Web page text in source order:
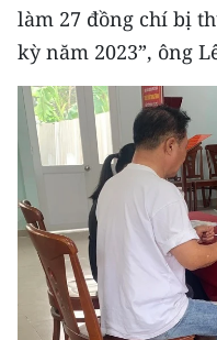
làm 27 đồng chí bị
kỳ năm 2023”, ông